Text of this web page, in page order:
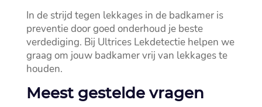
In de strijd tegen lekkages in de badkamer is
preventie door goed onderhoud je beste
verdediging.​ Bij Ultrices Lekdetectie helpen we
graag om jouw badkamer vrij van lekkages te
houden.​
Meest gestelde vragen